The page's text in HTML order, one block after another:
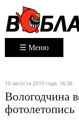
☰ Меню
10 августа 2010 года. 16:36
Вологодчина
фотолетопись